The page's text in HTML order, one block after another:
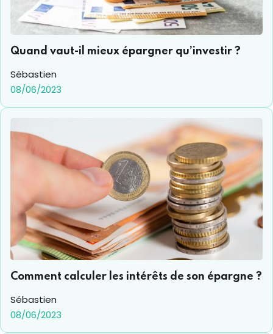
Quand vaut-il mieux épargner qu’investir ?
Sébastien
08/06/2023
Comment calculer les intérêts de son épargne ?
Sébastien
08/06/2023